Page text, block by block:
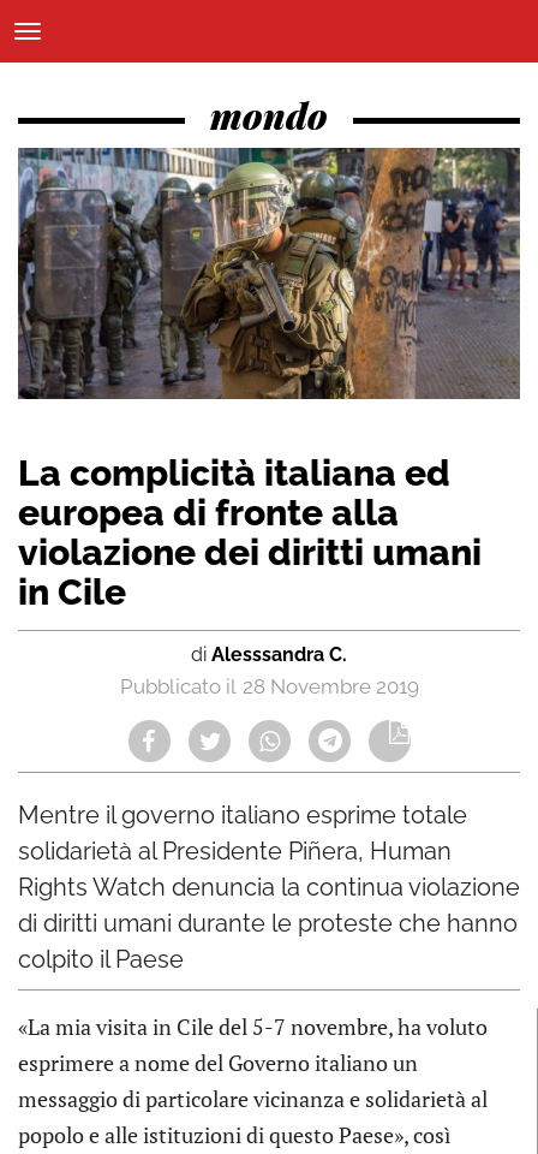
mondo
La complicità italiana ed
europea di fronte alla
violazione dei diritti umani
in Cile
di Alesssandra C.
28 Novembre 2019
Mentre il governo italiano esprime totale
solidarietà al Presidente Piñera, Human
Rights Watch denuncia la continua violazione
di diritti umani durante le proteste che hanno
colpito il Paese
«La mia visita in Cile del 5-7 novembre, ha voluto
esprimere a nome del Governo italiano un
messaggio di particolare vicinanza e solidarietà al
popolo e alle istituzioni di questo Paese», così